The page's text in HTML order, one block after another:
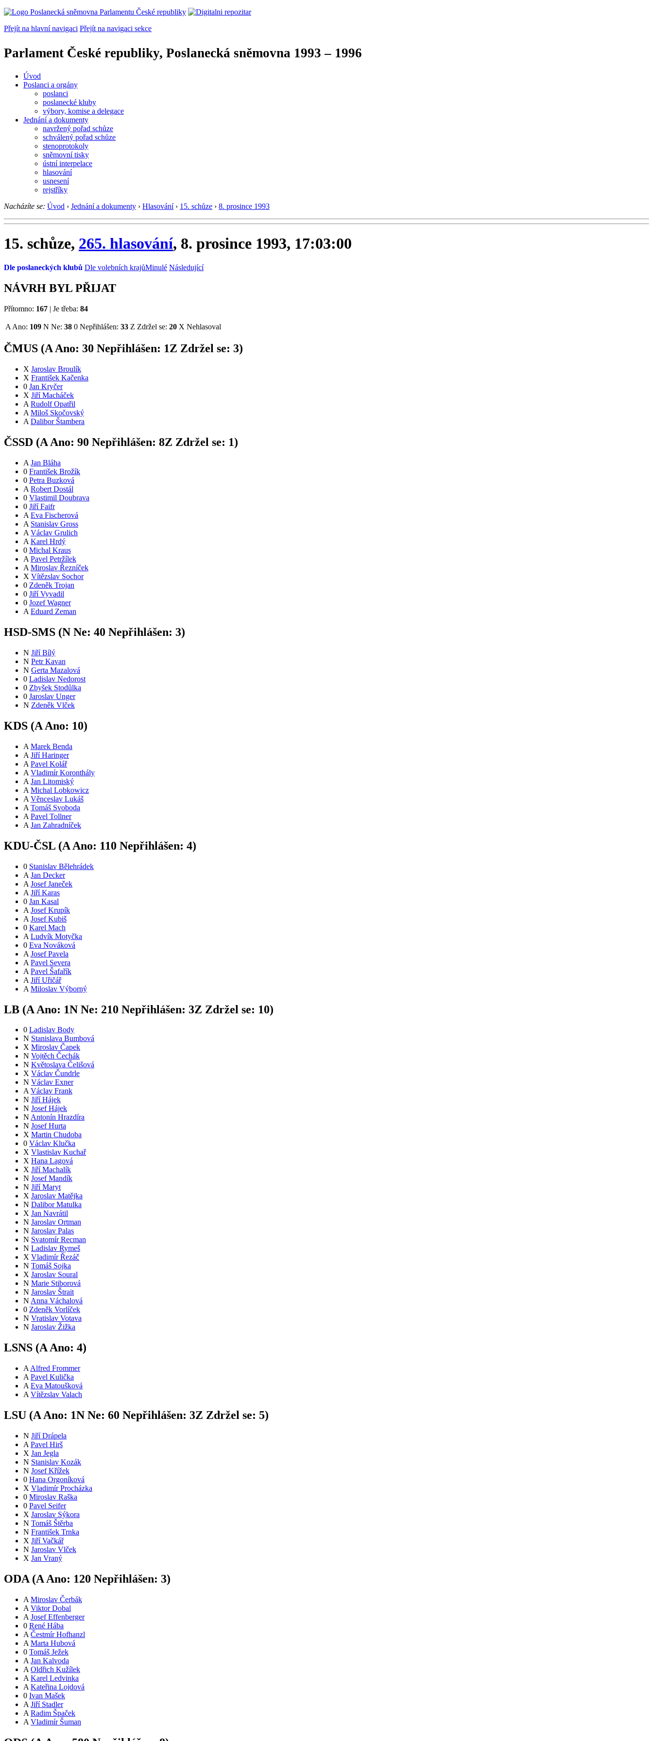
Přejít na hlavní navigaci Přejít na navigaci sekce
Parlament České republiky, Poslanecká sněmovna 1993 – 1996
Úvod
Poslanci a orgány
poslanci
poslanecké kluby
výbory, komise a delegace
Jednání a dokumenty
navržený pořad schůze
schválený pořad schůze
stenoprotokoly
sněmovní tisky
ústní interpelace
hlasování
usnesení
rejstříky
Nacházíte se: Úvod › Jednání a dokumenty › Hlasování › 15. schůze › 8. prosince 1993
15. schůze, 265. hlasování, 8. prosince 1993, 17:03:00
Dle poslaneckých klubů Dle volebních krajůMinulé Následující
NÁVRH BYL PŘIJAT
Přítomno: 167 | Je třeba: 84
A Ano: 109 N Ne: 38 0 Nepřihlášen: 33 Z Zdržel se: 20 X Nehlasoval
ČMUS (AAno: 30 Nepřihlášen: 1Z Zdržel se: 3)
X Jaroslav Broulík
X František Kačenka
0 Jan Kryčer
X Jiří Macháček
A Rudolf Opatřil
A Miloš Skočovský
A Dalibor Štambera
ČSSD (AAno: 90 Nepřihlášen: 8Z Zdržel se: 1)
A Jan Bláha
0 František Brožík
0 Petra Buzková
A Robert Dostál
0 Vlastimil Doubrava
0 Jiří Faifr
A Eva Fischerová
A Stanislav Gross
A Václav Grulich
A Karel Hrdý
0 Michal Kraus
A Pavel Petržílek
A Miroslav Řezníček
X Vítězslav Sochor
0 Zdeněk Trojan
0 Jiří Vyvadil
0 Jozef Wagner
A Eduard Zeman
HSD-SMS (N Ne: 40 Nepřihlášen: 3)
N Jiří Bílý
N Petr Kavan
N Gerta Mazalová
0 Ladislav Nedorost
0 Zbyšek Stodůlka
0 Jaroslav Unger
N Zdeněk Vlček
KDS (A Ano: 10)
A Marek Benda
A Jiří Haringer
A Pavel Kolář
A Vladimír Koronthály
A Jan Litomiský
A Michal Lobkowicz
A Věnceslav Lukáš
A Tomáš Svoboda
A Pavel Tollner
A Jan Zahradníček
KDU-ČSL (A Ano: 110 Nepřihlášen: 4)
0 Stanislav Bělehrádek
A Jan Decker
A Josef Janeček
A Jiří Karas
0 Jan Kasal
A Josef Krupík
A Josef Kubiš
0 Karel Mach
A Ludvík Motyčka
0 Eva Nováková
A Josef Pavela
A Pavel Severa
A Pavel Šafařík
A Jiří Uřičář
A Miloslav Výborný
LB (A Ano: 1N Ne: 210 Nepřihlášen: 3Z Zdržel se: 10)
0 Ladislav Body
N Stanislava Bumbová
X Miroslav Čapek
N Vojtěch Čechák
N Květoslava Čelišová
X Václav Čundrle
N Václav Exner
A Václav Frank
N Jiří Hájek
N Josef Hájek
N Antonín Hrazdíra
N Josef Hurta
X Martin Chudoba
0 Václav Klučka
X Vlastislav Kuchař
X Hana Lagová
X Jiří Machalík
N Josef Mandík
N Jiří Maryt
X Jaroslav Matějka
N Dalibor Matulka
X Jan Navrátil
N Jaroslav Ortman
N Jaroslav Palas
N Svatomír Recman
N Ladislav Rymeš
X Vladimír Řezáč
N Tomáš Sojka
X Jaroslav Soural
N Marie Stiborová
N Jaroslav Štrait
N Anna Váchalová
0 Zdeněk Vorlíček
N Vratislav Votava
N Jaroslav Žižka
LSNS (AAno: 4)
A Alfred Frommer
A Pavel Kulička
A Eva Matoušková
A Vítězslav Valach
LSU (A Ano: 1N Ne: 60 Nepřihlášen: 3Z Zdržel se: 5)
N Jiří Drápela
A Pavel Hirš
X Jan Jegla
N Stanislav Kozák
N Josef Křížek
0 Hana Orgoníková
X Vladimír Procházka
0 Miroslav Raška
0 Pavel Seifer
X Jaroslav Sýkora
N Tomáš Štěrba
N František Trnka
X Jiří Vačkář
N Jaroslav Vlček
X Jan Vraný
ODA (A Ano: 120 Nepřihlášen: 3)
A Miroslav Čerbák
A Viktor Dobal
A Josef Effenberger
0 René Hába
A Čestmír Hofhanzl
A Marta Hubová
0 Tomáš Ježek
A Jan Kalvoda
A Oldřich Kužílek
A Karel Ledvinka
A Kateřina Lojdová
0 Ivan Mašek
A Jiří Stadler
A Radim Špaček
A Vladimír Šuman